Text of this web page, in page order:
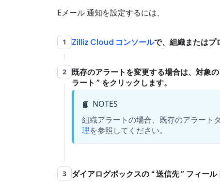
Eメール 通知を設定するには、
1 Zilliz Cloud コンソールで、組織またはプ
2 既存のアラートを変更する場合は、対象
ラート
をクリックします。
📘 NOTES
組織アラートの場合、既存のアラート
理を参照してください。
3 ダイアログボックスの 送信先 フィール